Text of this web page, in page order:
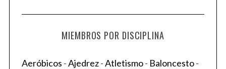
MIEMBROS POR DISCIPLINA
Aeróbicos -Ajedrez-Atletismo- Baloncesto-